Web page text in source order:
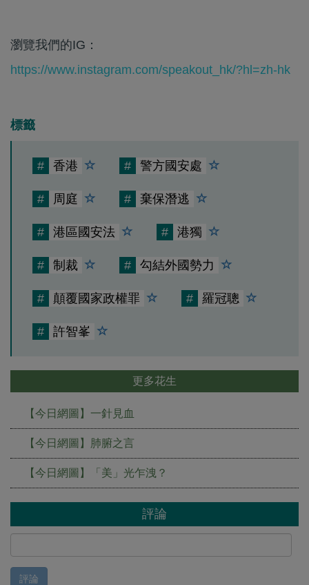
瀏覽我們的IG：
https://www.instagram.com/speakout_hk/?hl=zh-hk
標籤
# 香港 # 警方國安處
# 周庭 # 棄保潛逃
# 港區國安法 # 港獨
# 制裁 # 勾結外國勢力
# 顛覆國家政權罪 # 羅冠聰
# 許智峯
更多花生
【今日網圖】一針見血
【今日網圖】肺腑之言
【今日網圖】「美」光乍洩？
評論
評論